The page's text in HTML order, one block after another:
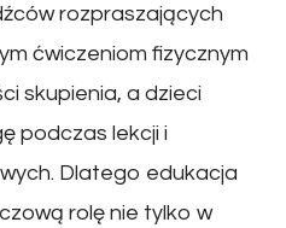
rozpraszających
ćwiczeniom fizycznym
skupienia, a dzieci
podczas lekcji i
Dlatego edukacja
rolę nie tylko w